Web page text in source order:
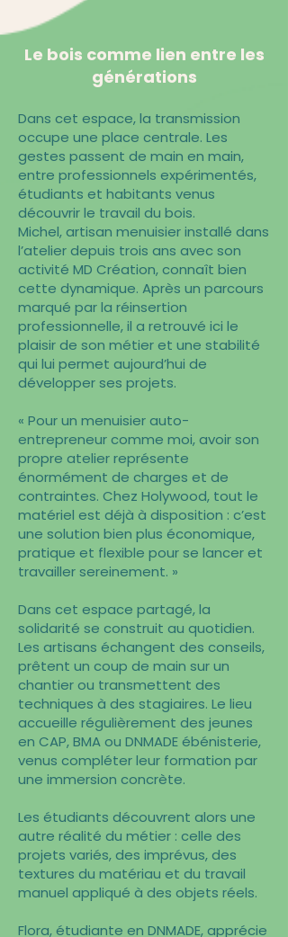
Le bois comme lien entre les
générations
Dans cet espace, la transmission
occupe une place centrale. Les
gestes passent de main en main,
entre professionnels expérimentés,
étudiants et habitants venus
découvrir le travail du bois.
Michel, artisan menuisier installé dans
l’atelier depuis trois ans avec son
activité MD Création, connaît bien
cette dynamique. Après un parcours
marqué par la réinsertion
professionnelle, il a retrouvé ici le
plaisir de son métier et une stabilité
qui lui permet aujourd’hui de
développer ses projets.
« Pour un menuisier auto-
entrepreneur comme moi, avoir son
propre atelier représente
énormément de charges et de
contraintes. Chez Holywood, tout le
matériel est déjà à disposition : c’est
une solution bien plus économique,
pratique et flexible pour se lancer et
travailler sereinement. »
Dans cet espace partagé, la
solidarité se construit au quotidien.
Les artisans échangent des conseils,
prêtent un coup de main sur un
chantier ou transmettent des
techniques à des stagiaires. Le lieu
accueille régulièrement des jeunes
en CAP, BMA ou DNMADE ébénisterie,
venus compléter leur formation par
une immersion concrète.
Les étudiants découvrent alors une
autre réalité du métier : celle des
projets variés, des imprévus, des
textures du matériau et du travail
manuel appliqué à des objets réels.
Flora, étudiante en DNMADE, apprécie